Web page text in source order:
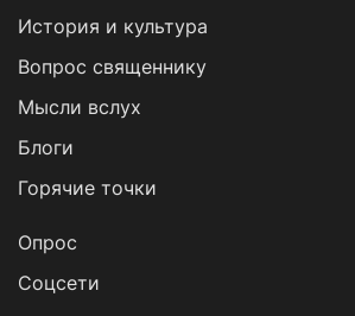
История и культура
Вопрос священнику
Мысли вслух
Блоги
Горячие точки
Опрос
Cоцсети